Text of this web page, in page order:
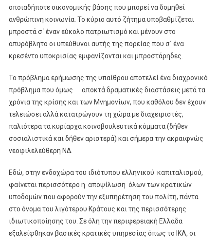
οποιαδήποτε οικονομικής βάσης που μπορεί να δομηθεί
ανθρώπινη κοινωνία. Το κύριο αυτό ζήτημα υποβαθμίζεται
μπροστά σ΄ έναν εύκολο πατριωτισμό και μένουν στο
απυρόβλητο οι υπεύθυνοι αυτής της πορείας που σ΄ ένα
κρεσέντο υποκρισίας εμφανίζονται και μπροστάρηδες.
Το πρόβλημα ερήμωσης της υπαίθρου αποτελεί ένα διαχρονικό
πρόβλημα που όμως αποκτά δραματικές διαστάσεις μετά τα
χρόνια της κρίσης και των Μνημονίων, που καθόλου δεν έχουν
τελειώσει αλλά κατατρώγουν τη χώρα με διαχειριστές,
παλιότερα τα κυρίαρχα κοινοβουλευτικά κόμματα (δήθεν
σοσιαλιστικά και δήθεν αριστερά) και σήμερα την ακραιφνώς
νεοφιλελεύθερη ΝΔ.
Εδώ, στην ενδοχώρα του ιδιότυπου ελληνικού καπιταλισμού,
φαίνεται περισσότερο η αποψίλωση όλων των κρατικών
υποδομών που αφορούν την εξυπηρέτηση του πολίτη, πάντα
στο όνομα του λιγότερου Κράτους και της περισσότερης
ιδιωτικοποίησης του. Σε όλη την περιφερειακή Ελλάδα
εξαλείφθηκαν βασικές κρατικές υπηρεσίας όπως το ΙΚΑ, οι